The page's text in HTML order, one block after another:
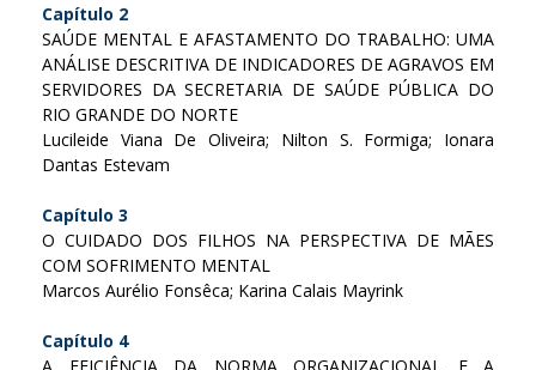
Capítulo 2
SAÚDE MENTAL E AFASTAMENTO DO TRABALHO: UMA
ANÁLISE DESCRITIVA DE INDICADORES DE AGRAVOS EM
SERVIDORES DA SECRETARIA DE SAÚDE PÚBLICA DO
RIO GRANDE DO NORTE
Lucileide Viana De Oliveira; Nilton S. Formiga; Ionara
Dantas Estevam
Capítulo 3
O CUIDADO DOS FILHOS NA PERSPECTIVA DE MÃES
COM SOFRIMENTO MENTAL
Marcos Aurélio Fonsêca; Karina Calais Mayrink
Capítulo 4
A EFICIÊNCIA DA NORMA ORGANIZACIONAL E A